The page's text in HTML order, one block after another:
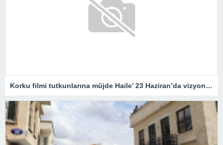
Korku filmi tutkunlarına müjde Haile’ 23 Haziran’da vizyonda